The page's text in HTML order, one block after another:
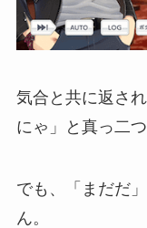
気合と共に返さ
にゃ」と真っ二
でも、「まだだ
ん。